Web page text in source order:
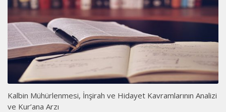
Kalbin Mühürlenmesi, İnşirah ve Hidayet Kavramlarının Analizi
ve Kur’ana Arzı